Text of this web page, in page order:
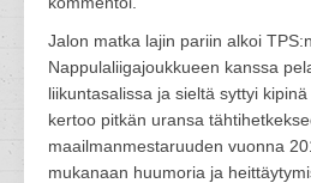
Jalon matka lajin pariin alkoi
Nappulaliigajoukkueen kanssa
liikuntasalissa ja sieltä syttyi
kertoo pitkän uransa
maailmanmestaruuden vuonna
mukanaan huumoria ja